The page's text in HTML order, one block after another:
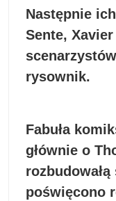
Następnie
Sente,
rysownik.
Fabuła
głównie o
poświęcono